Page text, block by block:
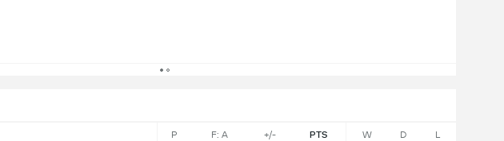
P F: A +/- PTS W D L